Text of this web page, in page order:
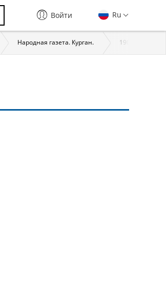
Ru
Войти
Народная газета. Курган. 1907